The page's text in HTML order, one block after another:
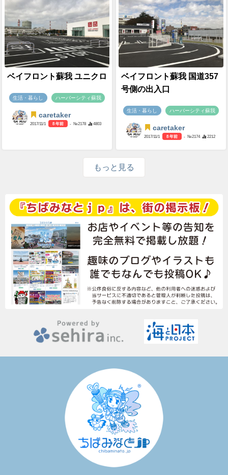
ベイフロント蘇我 ユニクロ
生活・暮らし ハーバーシティ蘇我
caretaker
2017/11/1 8 年前 - №2178 4803
ベイフロント蘇我 国道357
号側の出入口
生活・暮らし ハーバーシティ蘇我
caretaker
2017/11/1 8 年前 - №2174 2212
もっと見る